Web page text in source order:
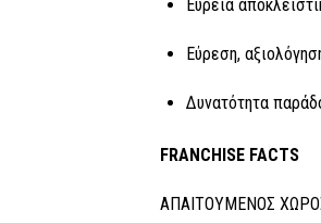
Ευρεία
Εύρεση,
Δυνατότητα
FRANCHISE FACTS
ΑΠΑΙΤΟΥΜΕΝΟΣ